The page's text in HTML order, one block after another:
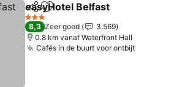
DelenToevoegen aan favorieten
easyHotel Belfast
3 Sterren
8,3 Zeer goed
3.569
0.8 km vanaf Waterfront Hall
Cafés in de buurt voor ontbijt